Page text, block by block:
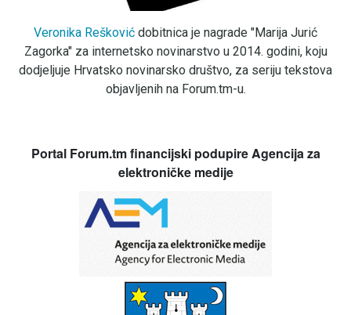
Veronika Rešković dobitnica je nagrade "Marija Jurić
Zagorka" za internetsko novinarstvo u 2014. godini, koju
dodjeljuje Hrvatsko novinarsko društvo, za seriju tekstova
objavljenih na Forum.tm-u.
Portal Forum.tm financijski podupire Agencija za
elektroničke medije